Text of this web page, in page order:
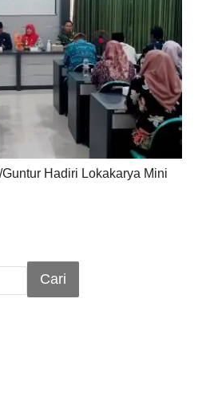
Hadiri Lokakarya Mini
Cari